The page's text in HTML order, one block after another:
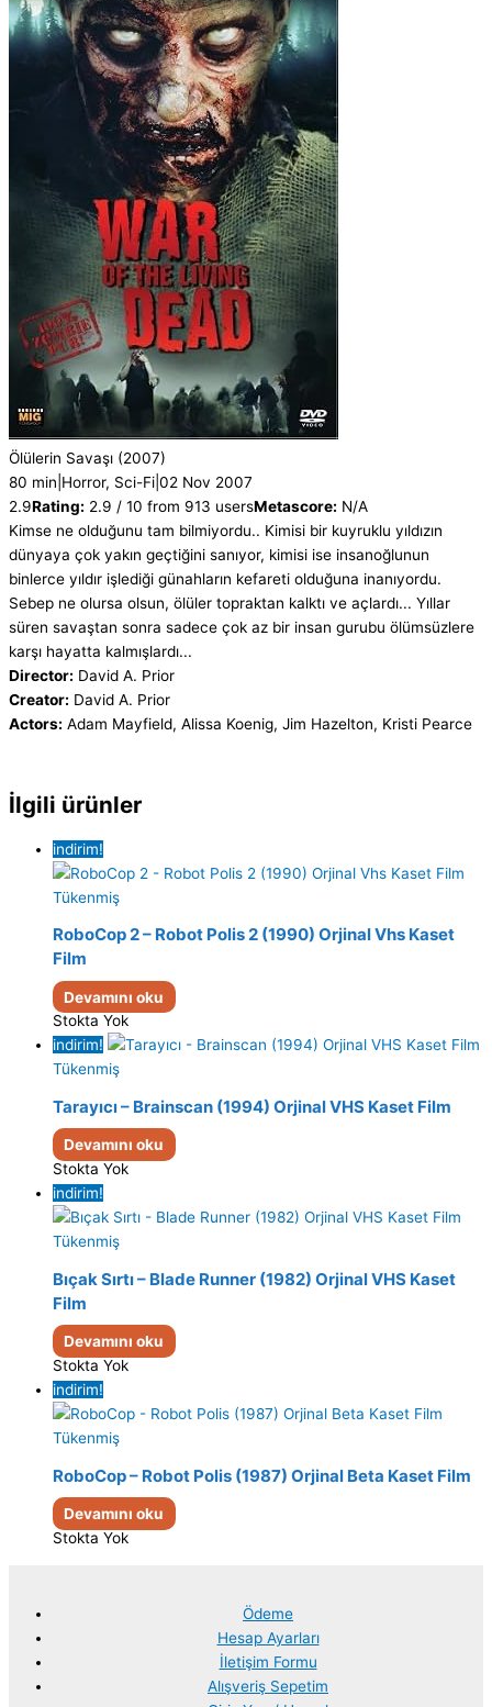
adet
Ölülerin Savaşı (2007)
80 min Horror, Sci-Fi 02 Nov 2007
2.9Rating: 2.9 / 10 from 913 usersMetascore: N/A
Kimse ne olduğunu tam bilmiyordu.. Kimisi bir kuyruklu yıldızın
dünyaya çok yakın geçtiğini sanıyor, kimisi ise insanoğlunun
binlerce yıldır işlediği günahların kefareti olduğuna inanıyordu.
Sebep ne olursa olsun, ölüler topraktan kalktı ve açlardı... Yıllar
süren savaştan sonra sadece çok az bir insan gurubu ölümsüzlere
karşı hayatta kalmışlardı...
Director: David A. Prior
Creator: David A. Prior
Actors: Adam Mayfield, Alissa Koenig, Jim Hazelton, Kristi Pearce
İlgili ürünler
indirim!
Tükenmiş
RoboCop 2 – Robot Polis 2 (1990) Orjinal Vhs Kaset
Film
Devamını oku
Stokta Yok
indirim!
Tükenmiş
Tarayıcı – Brainscan (1994) Orjinal VHS Kaset Film
Devamını oku
Stokta Yok
indirim!
Tükenmiş
Bıçak Sırtı – Blade Runner (1982) Orjinal VHS Kaset
Film
Devamını oku
Stokta Yok
indirim!
Tükenmiş
RoboCop – Robot Polis (1987) Orjinal Beta Kaset Film
Devamını oku
Stokta Yok
Ödeme
Hesap Ayarları
İletişim Formu
Alışveriş Sepetim